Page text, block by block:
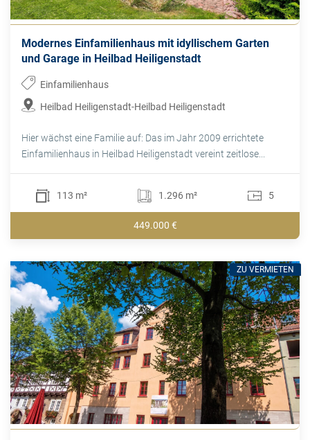
Modernes Einfamilienhaus mit idyllischem Garten
und Garage in Heilbad Heiligenstadt
Einfamilienhaus
Heilbad Heiligenstadt-Heilbad Heiligenstadt
Hier wächst eine Familie auf: Das im Jahr 2009 errichtete
Einfamilienhaus in Heilbad Heiligenstadt vereint zeitlose...
113 m² 1.296 m² 5
449.000 €
ZU VERMIETEN